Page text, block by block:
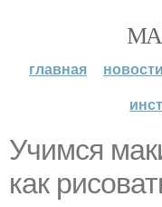
главная новости
Учимся
как